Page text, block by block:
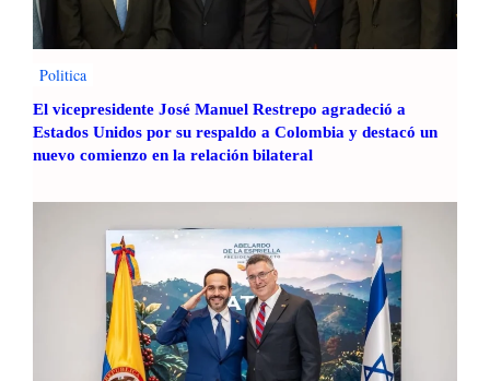
Politica
El vicepresidente José Manuel Restrepo agradeció a
Estados Unidos por su respaldo a Colombia y destacó un
nuevo comienzo en la relación bilateral